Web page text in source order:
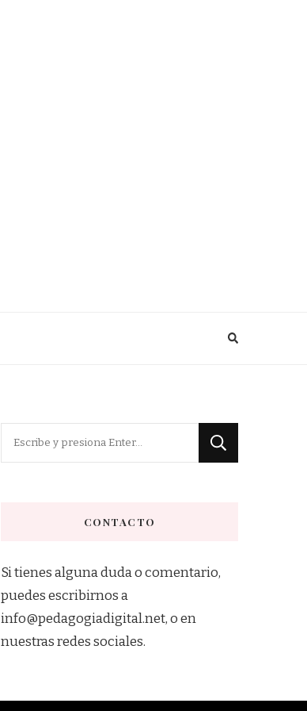
CONTACTO
Si tienes alguna duda o comentario,
puedes escribirnos a
info@pedagogiadigital.net, o en
nuestras redes sociales.